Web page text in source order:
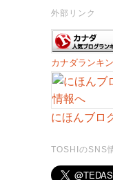
外部リンク
カナダランキ
にほんブロ
TOSHIのSNS